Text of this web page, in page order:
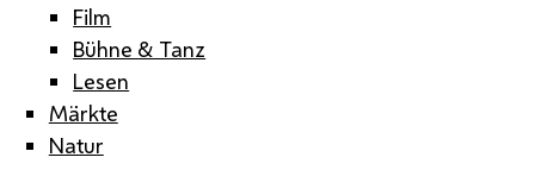
Film
Bühne & Tanz
Lesen
Märkte
Natur